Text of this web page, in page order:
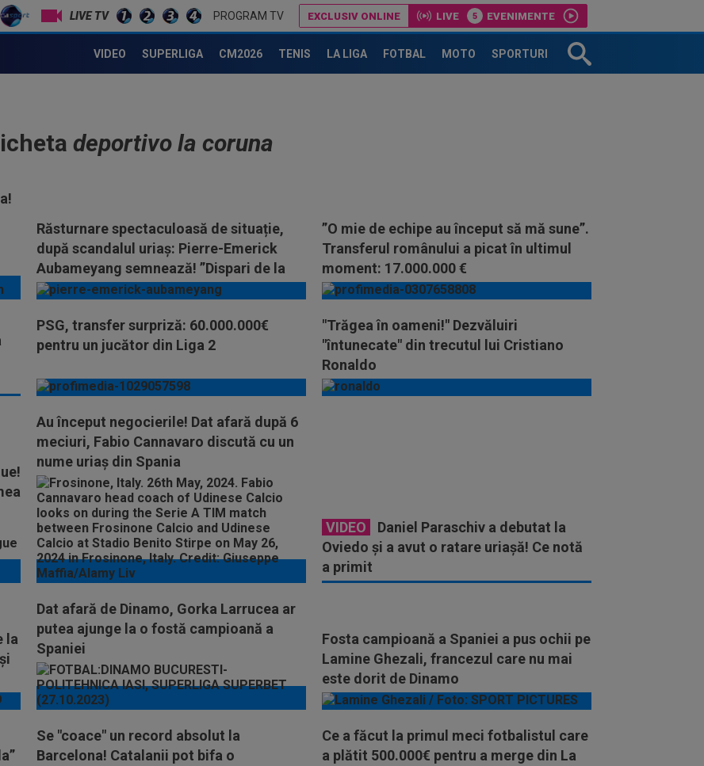
LIVE TV PROGRAM TV EXCLUSIV ONLINE LIVE EVENIMENTE
VIDEO SUPERLIGA CM2026 TENIS LA LIGA FOTBAL MOTO SPORTURI
deportivo la coruna
Răsturnare spectaculoasă de situație,
după scandalul uriaș: Pierre-Emerick
Aubameyang semnează! ”Dispari de la
echipa mea”
”O mie de echipe au început să mă sune”.
Transferul românului a picat în ultimul
moment: 17.000.000 €
PSG, transfer surpriză: 60.000.000€
pentru un jucător din Liga 2
"Trăgea în oameni!" Dezvăluiri
"întunecate" din trecutul lui Cristiano
Ronaldo
Au început negocierile! Dat afară după 6
meciuri, Fabio Cannavaro discută cu un
nume uriaș din Spania
VIDEO
Daniel Paraschiv a debutat la
Oviedo și a avut o ratare uriașă! Ce notă
a primit
la
Dat afară de Dinamo, Gorka Larrucea ar
putea ajunge la o fostă campioană a
Spaniei
Fosta campioană a Spaniei a pus ochii pe
Lamine Ghezali, francezul care nu mai
este dorit de Dinamo
Se "coace" un record absolut la
Barcelona! Catalanii pot bifa o
Ce a făcut la primul meci fotbalistul care
a plătit 500.000€ pentru a merge din La